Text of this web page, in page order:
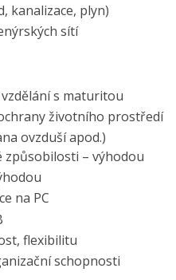
kanalizace, plyn)
sítí
s maturitou
životního prostředí
ovzduší apod.)
– výhodou
na PC
flexibilitu
schopnosti